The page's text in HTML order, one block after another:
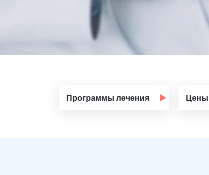
Программы лечения Цены